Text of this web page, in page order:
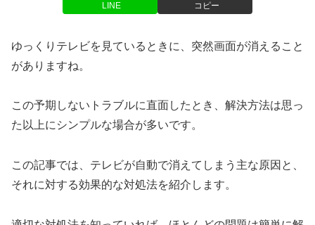
LINE コピー
ゆっくりテレビを見ているときに、突然画面が消えること
がありますね。
この予期しないトラブルに直面したとき、解決方法は思っ
た以上にシンプルな場合が多いです。
この記事では、テレビが自動で消えてしまう主な原因と、
それに対する効果的な対処法を紹介します。